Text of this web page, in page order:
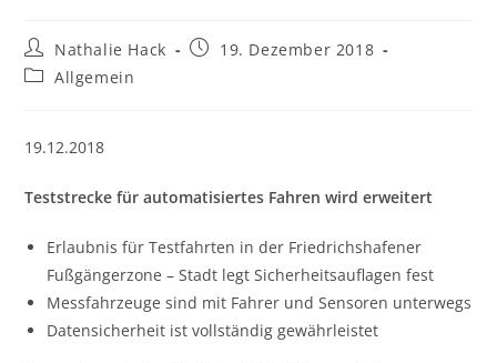
Beitrags-
Autor:
Nathalie Hack
Beitrag19. Dezember 2018
Beitrags-
Allgemein
19.12.2018
Teststrecke für automatisiertes Fahren wird erweitert
Erlaubnis für Testfahrten in der Friedrichshafener
Fußgängerzone – Stadt legt Sicherheitsauflagen fest
Messfahrzeuge sind mit Fahrer und Sensoren unterwegs
Datensicherheit ist vollständig gewährleistet